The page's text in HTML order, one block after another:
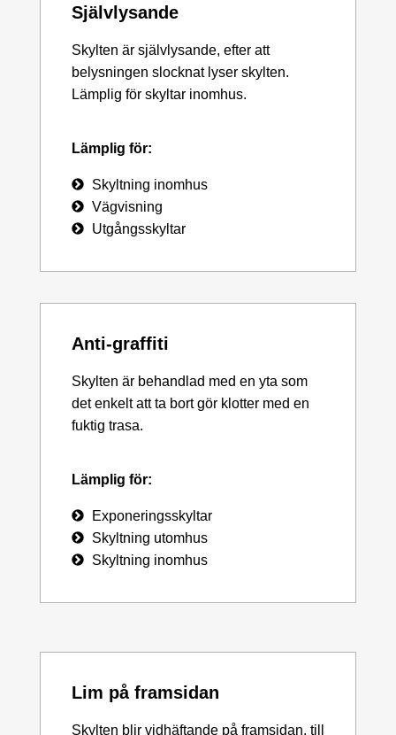
Självlysande
Skylten är självlysande, efter att
belysningen slocknat lyser skylten.
Lämplig för skyltar inomhus.
Lämplig för:
Skyltning inomhus
Vägvisning
Utgångsskyltar
Anti-graffiti
Skylten är behandlad med en yta som
det enkelt att ta bort gör klotter med en
fuktig trasa.
Lämplig för:
Exponeringsskyltar
Skyltning utomhus
Skyltning inomhus
Lim på framsidan
Skylten blir vidhäftande på framsidan, till